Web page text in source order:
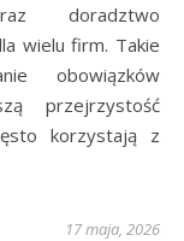
doradztwo
wielu firm. Takie
obowiązków
przejrzystość
korzystają z
17 maja, 2026